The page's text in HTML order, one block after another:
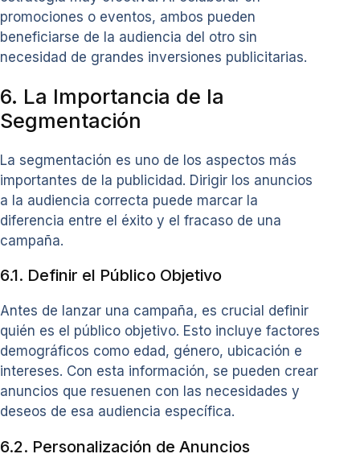
promociones o eventos, ambos pueden
beneficiarse de la audiencia del otro sin
necesidad de grandes inversiones publicitarias.
6. La Importancia de la
Segmentación
La segmentación es uno de los aspectos más
importantes de la publicidad. Dirigir los anuncios
a la audiencia correcta puede marcar la
diferencia entre el éxito y el fracaso de una
campaña.
6.1. Definir el Público Objetivo
Antes de lanzar una campaña, es crucial definir
quién es el público objetivo. Esto incluye factores
demográficos como edad, género, ubicación e
intereses. Con esta información, se pueden crear
anuncios que resuenen con las necesidades y
deseos de esa audiencia específica.
6.2. Personalización de Anuncios